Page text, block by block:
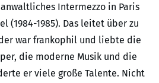
Intermezzo in Paris
(1984-1985). Das leitet über zu
war frankophil und liebte die
die moderne Musik und die
er viele große Talente. Nicht